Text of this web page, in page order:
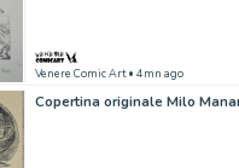
Venere Comic Art• 4mn ago